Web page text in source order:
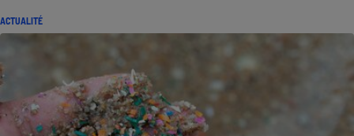
ACTUALITÉ
Complément
alimentaire
Assurance emprunteur
Mutuelle